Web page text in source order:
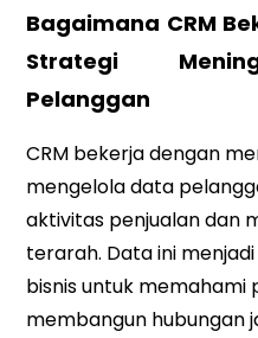
Bagaimana CRM
Strategi
Pelanggan
CRM bekerja dengan
mengelola data
aktivitas penjualan dan
terarah. Data ini
bisnis untuk memahami
membangun hubungan